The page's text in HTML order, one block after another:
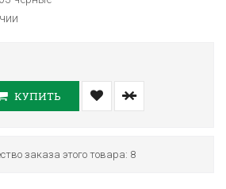
КУПИТЬ
заказа этого товара: 8